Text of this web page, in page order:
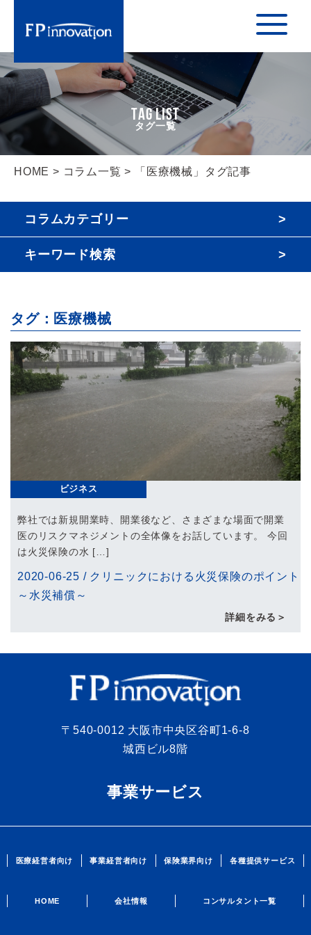
TAG LIST
HOME > コラム一覧 > 「医療機械」タグ記事
コラムカテゴリー
キーワード検索
タグ：医療機械
ビジネス
弊社では新規開業時、開業後など、さまざまな場面で開業
医のリスクマネジメントの全体像をお話しています。 今回
は火災保険の水 […]
2020-06-25 / クリニックにおける火災保険のポイント
～水災補償～
詳細をみる＞
〒540-0012 大阪市中央区谷町1-6-8
城西ビル8階
事業サービス
医療経営者向け 事業経営者向け 保険業界向け 各種提供サービス
HOME 会社情報 コンサルタント一覧